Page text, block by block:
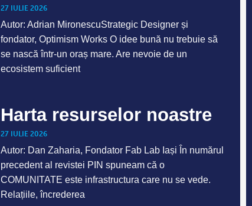
27 IULIE 2026
Autor: Adrian MironescuStrategic Designer și
fondator, Optimism Works O idee bună nu trebuie să
se nască într-un oraș mare. Are nevoie de un
ecosistem suficient
Harta resurselor noastre
27 IULIE 2026
Autor: Dan Zaharia, Fondator Fab Lab Iași În numărul
precedent al revistei PIN spuneam că o
COMUNITATE este infrastructura care nu se vede.
Relațiile, încrederea